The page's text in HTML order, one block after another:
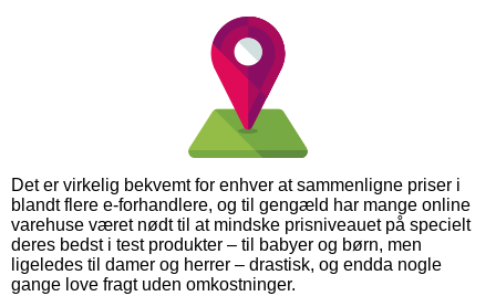
Det er virkelig bekvemt for enhver at sammenligne priser i
blandt flere e-forhandlere, og til gengæld har mange online
varehuse været nødt til at mindske prisniveauet på specielt
deres bedst i test produkter – til babyer og børn, men
ligeledes til damer og herrer – drastisk, og endda nogle
gange love fragt uden omkostninger.